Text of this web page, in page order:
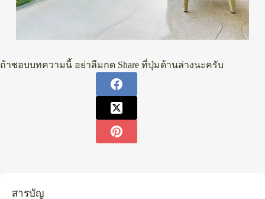
ถ้าชอบบทความนี้ อย่าลืมกด Share ที่ปุ่มด้านล่างนะครับ
สารบัญ